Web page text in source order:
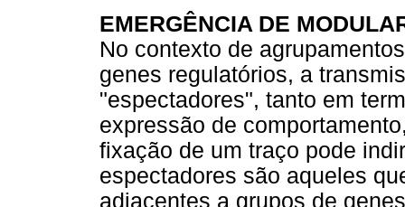
EMERGÊNCIA DE
No contexto de
genes regulatórios, a
"espectadores", tanto em
expressão de
fixação de um traço pode
espectadores são aqueles
adjacentes a grupos de